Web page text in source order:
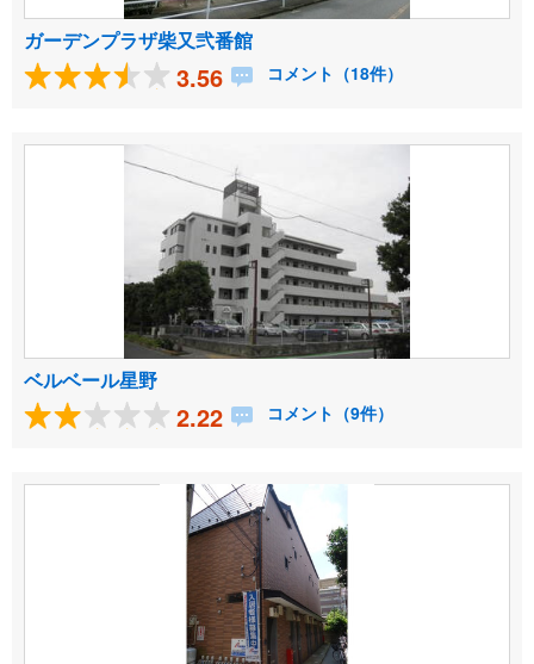
ガーデンプラザ柴又弐番館
3.56 コメント（18件）
ベルベール星野
2.22 コメント（9件）